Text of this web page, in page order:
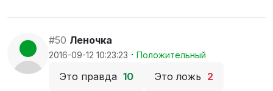
#50 Леночка
2016-09-12 10:23:23 · Положительный
Это правда 10 Это ложь 2